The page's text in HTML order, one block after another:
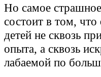
Но самое
состоит в том, что
детей не сквозь
опыта, а сквозь
лабаемой по